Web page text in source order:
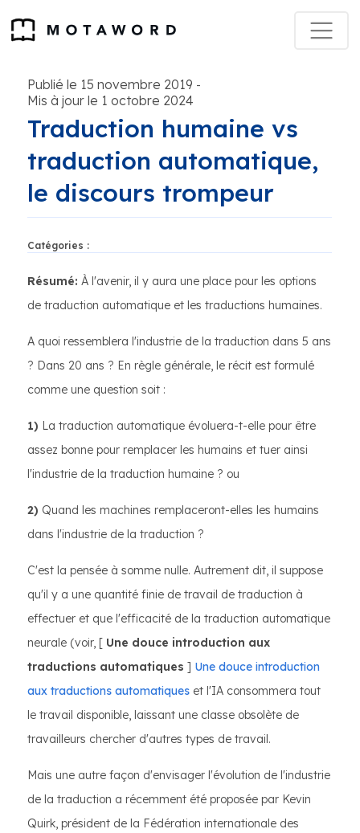
Publié le 15 novembre 2019 -
Mis à jour le 1 octobre 2024
Traduction humaine vs
traduction automatique,
le discours trompeur
Catégories :
Résumé: À l'avenir, il y aura une place pour les options
de traduction automatique et les traductions humaines.
A quoi ressemblera l'industrie de la traduction dans 5 ans
? Dans 20 ans ? En règle générale, le récit est formulé
comme une question soit :
1) La traduction automatique évoluera-t-elle pour être
assez bonne pour remplacer les humains et tuer ainsi
l'industrie de la traduction humaine ? ou
2) Quand les machines remplaceront-elles les humains
dans l'industrie de la traduction ?
C'est la pensée à somme nulle. Autrement dit, il suppose
qu'il y a une quantité finie de travail de traduction à
effectuer et que l'efficacité de la traduction automatique
neurale (voir, [ Une douce introduction aux
traductions automatiques ] Une douce introduction
aux traductions automatiques et l'IA consommera tout
le travail disponible, laissant une classe obsolète de
travailleurs chercher d'autres types de travail.
Mais une autre façon d'envisager l'évolution de l'industrie
de la traduction a récemment été proposée par Kevin
Quirk, président de la Fédération internationale des